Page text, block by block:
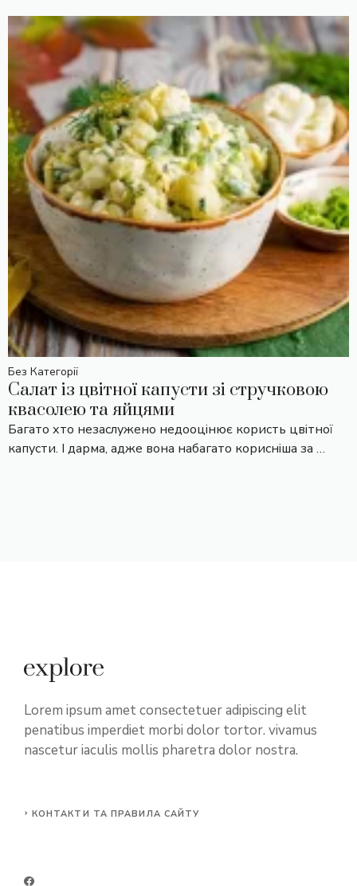
Без Категорії
Салат із цвітної капусти зі стручковою
квасолею та яйцями
Багато хто незаслужено недооцінює користь цвітної
капусти. І дарма, адже вона набагато корисніша за …
Lorem ipsum amet consectetuer adipiscing elit
penatibus imperdiet morbi dolor tortor. vivamus
nascetur iaculis mollis pharetra dolor nostra.
КОНТАКТИ ТА ПРАВИЛА САЙТУ